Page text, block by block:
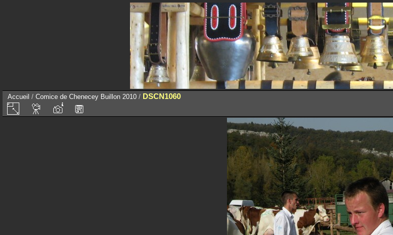
Accueil / Comice de Chenecey Buillon 2010 / DSCN1060